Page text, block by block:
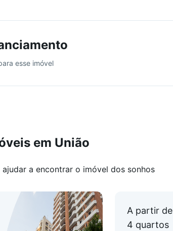
esse imóvel
em União
a encontrar o imóvel dos sonhos
A partir de
4 quartos